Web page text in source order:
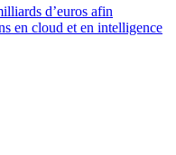
d’euros afin
en cloud et en intelligence